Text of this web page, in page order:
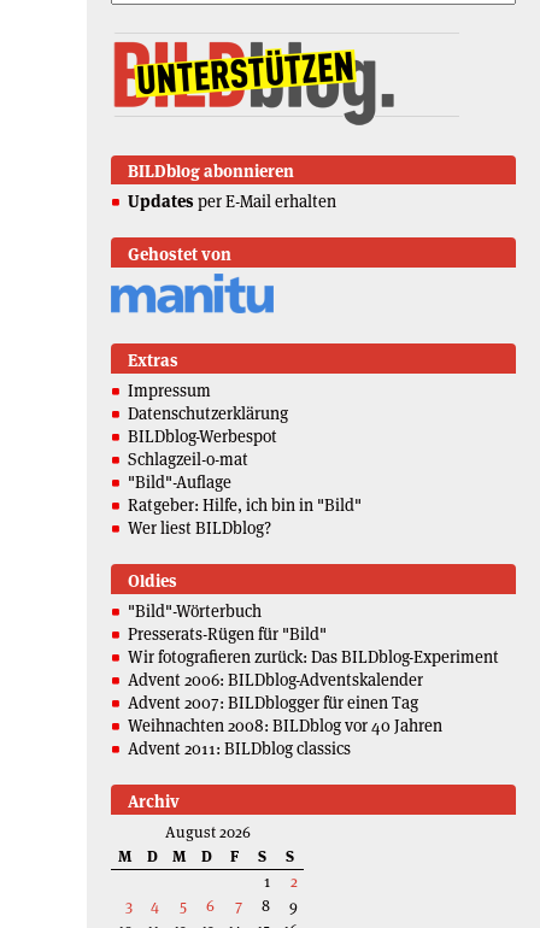
BILDblog abonnieren
Updates per E-Mail erhalten
Gehostet von
Extras
Impressum
Datenschutzerklärung
BILDblog-Werbespot
Schlagzeil-o-mat
"Bild"-Auflage
Ratgeber: Hilfe, ich bin in "Bild"
Wer liest BILDblog?
Oldies
"Bild"-Wörterbuch
Presserats-Rügen für "Bild"
Wir fotografieren zurück: Das BILDblog-Experiment
Advent 2006: BILDblog-Adventskalender
Advent 2007: BILDblogger für einen Tag
Weihnachten 2008: BILDblog vor 40 Jahren
Advent 2011: BILDblog classics
Archiv
August 2026
M
D M D F S
S
1
2
3
4 5 6 7 8
9